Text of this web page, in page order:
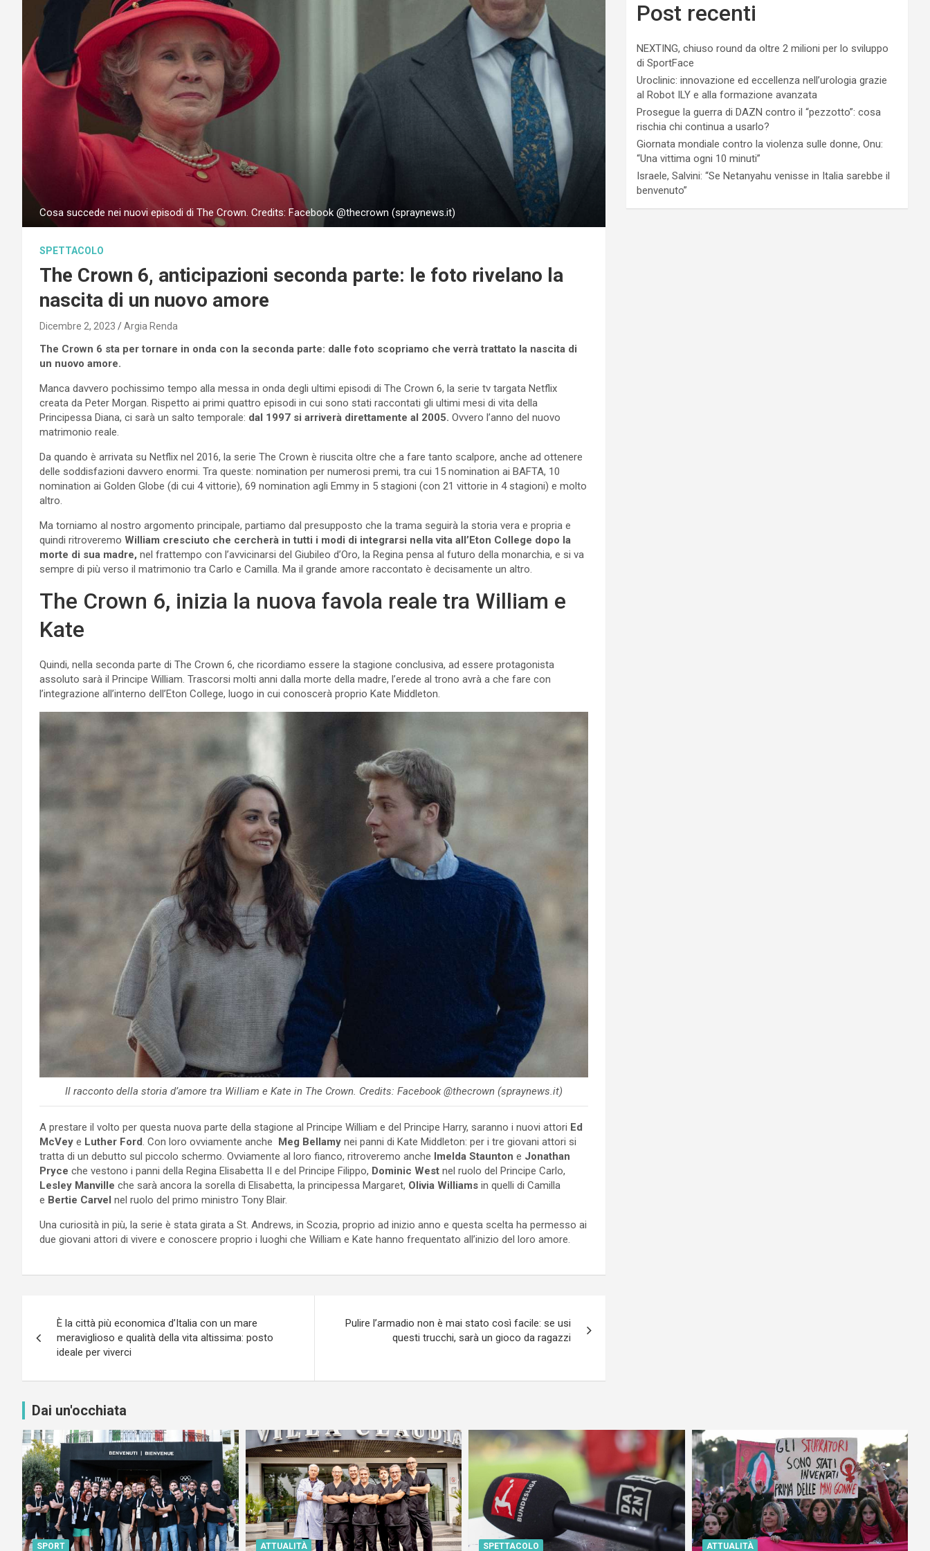
Cosa succede nei nuovi episodi di The Crown. Credits: Facebook @thecrown (spraynews.it)
SPETTACOLO
The Crown 6, anticipazioni seconda parte: le foto rivelano la
nascita di un nuovo amore
Dicembre 2, 2023 Argia Renda
The Crown 6 sta per tornare in onda con la seconda parte: dalle foto scopriamo che verrà trattato la nascita di
un nuovo amore.
Manca davvero pochissimo tempo alla messa in onda degli ultimi episodi di The Crown 6, la serie tv targata Netflix
creata da Peter Morgan. Rispetto ai primi quattro episodi in cui sono stati raccontati gli ultimi mesi di vita della
Principessa Diana, ci sarà un salto temporale: dal 1997 si arriverà direttamente al 2005. Ovvero l’anno del nuovo
matrimonio reale.
Da quando è arrivata su Netflix nel 2016, la serie The Crown è riuscita oltre che a fare tanto scalpore, anche ad ottenere
delle soddisfazioni davvero enormi. Tra queste: nomination per numerosi premi, tra cui 15 nomination ai BAFTA, 10
nomination ai Golden Globe (di cui 4 vittorie), 69 nomination agli Emmy in 5 stagioni (con 21 vittorie in 4 stagioni) e molto
altro.
Ma torniamo al nostro argomento principale, partiamo dal presupposto che la trama seguirà la storia vera e propria e
quindi ritroveremo William cresciuto che cercherà in tutti i modi di integrarsi nella vita all’Eton College dopo la
morte di sua madre, nel frattempo con l’avvicinarsi del Giubileo d’Oro, la Regina pensa al futuro della monarchia, e si va
sempre di più verso il matrimonio tra Carlo e Camilla. Ma il grande amore raccontato è decisamente un altro.
The Crown 6, inizia la nuova favola reale tra William e
Kate
Quindi, nella seconda parte di The Crown 6, che ricordiamo essere la stagione conclusiva, ad essere protagonista
assoluto sarà il Principe William. Trascorsi molti anni dalla morte della madre, l’erede al trono avrà a che fare con
l’integrazione all’interno dell’Eton College, luogo in cui conoscerà proprio Kate Middleton.
Il racconto della storia d’amore tra William e Kate in The Crown. Credits: Facebook @thecrown (spraynews.it)
A prestare il volto per questa nuova parte della stagione al Principe William e del Principe Harry, saranno i nuovi attori Ed
McVey e Luther Ford. Con loro ovviamente anche Meg Bellamy nei panni di Kate Middleton: per i tre giovani attori si
tratta di un debutto sul piccolo schermo. Ovviamente al loro fianco, ritroveremo anche Imelda Staunton e Jonathan
Pryce che vestono i panni della Regina Elisabetta II e del Principe Filippo, Dominic West nel ruolo del Principe Carlo,
Lesley Manville che sarà ancora la sorella di Elisabetta, la principessa Margaret, Olivia Williams in quelli di Camilla
e Bertie Carvel nel ruolo del primo ministro Tony Blair.
Una curiosità in più, la serie è stata girata a St. Andrews, in Scozia, proprio ad inizio anno e questa scelta ha permesso ai
due giovani attori di vivere e conoscere proprio i luoghi che William e Kate hanno frequentato all’inizio del loro amore.
articoli
È la città più economica d’Italia con un mare
meraviglioso e qualità della vita altissima: posto
ideale per viverci
Pulire l’armadio non è mai stato così facile: se usi
questi trucchi, sarà un gioco da ragazzi
Post recenti
NEXTING, chiuso round da oltre 2 milioni per lo sviluppo
di SportFace
Uroclinic: innovazione ed eccellenza nell’urologia grazie
al Robot ILY e alla formazione avanzata
Prosegue la guerra di DAZN contro il “pezzotto”: cosa
rischia chi continua a usarlo?
Giornata mondiale contro la violenza sulle donne, Onu:
“Una vittima ogni 10 minuti”
Israele, Salvini: “Se Netanyahu venisse in Italia sarebbe il
benvenuto”
Dai un'occhiata
SPORT ATTUALITÀ SPETTACOLO ATTUALITÀ